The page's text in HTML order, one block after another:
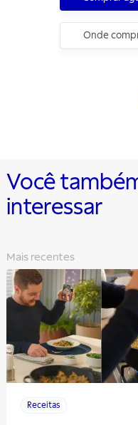
Onde
Você
interessar
Mais recentes
Receitas